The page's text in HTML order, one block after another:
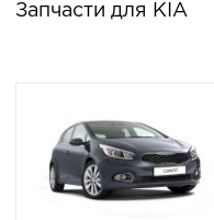
Запчасти для KIA